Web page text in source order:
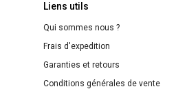
Liens utils
Qui sommes nous ?
Frais d'expedition
Garanties et retours
Conditions générales de vente